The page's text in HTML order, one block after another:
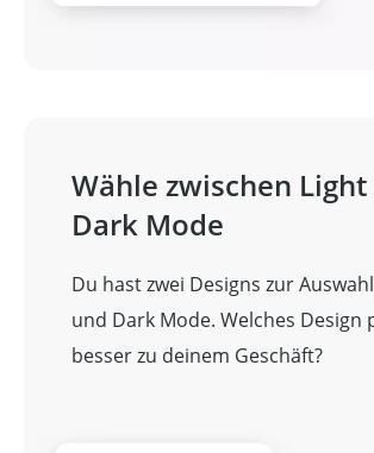
Wähle zwischen
Dark Mode
Du hast zwei Designs zur
und Dark Mode. Welches Design
besser zu deinem Geschäft?